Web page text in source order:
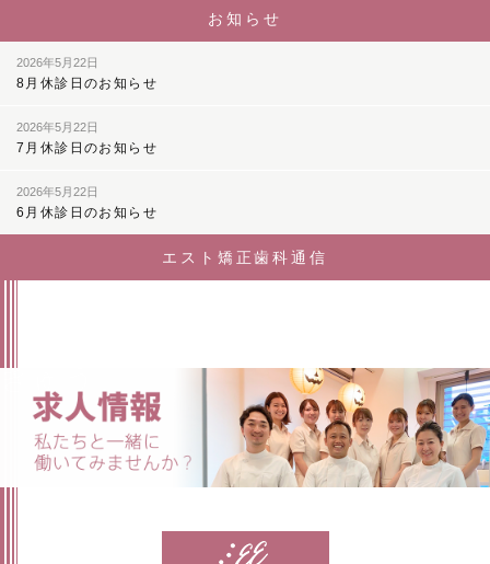
お知らせ
2026年5月22日
8月休診日のお知らせ
2026年5月22日
7月休診日のお知らせ
2026年5月22日
6月休診日のお知らせ
エスト矯正歯科通信